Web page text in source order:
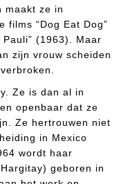
maakt ze in
films “Dog Eat Dog”
(1963). Maar
zijn vrouw scheiden
Ze is dan al in
openbaar dat ze
Ze hertrouwen niet
in Mexico
wordt haar
geboren in